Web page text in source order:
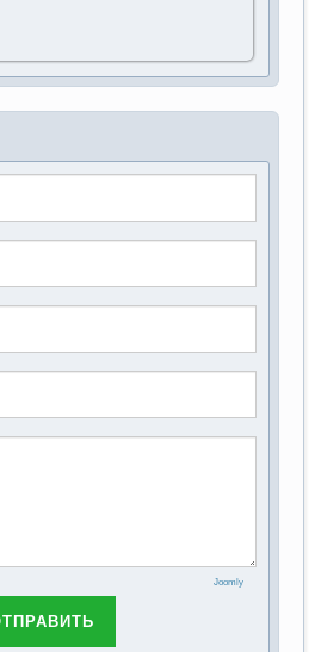
закона Российской
2013г. №442-ФЗ «Об
обслуживания граждан в
Joomly